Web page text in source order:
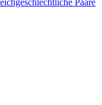
Paare